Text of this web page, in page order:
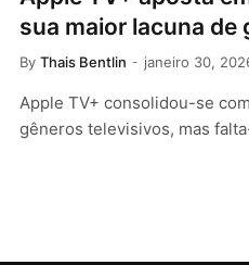
sua maior lacuna de
By Thais Bentlin janeiro 30,
Apple TV+ consolidou-se
gêneros televisivos, mas